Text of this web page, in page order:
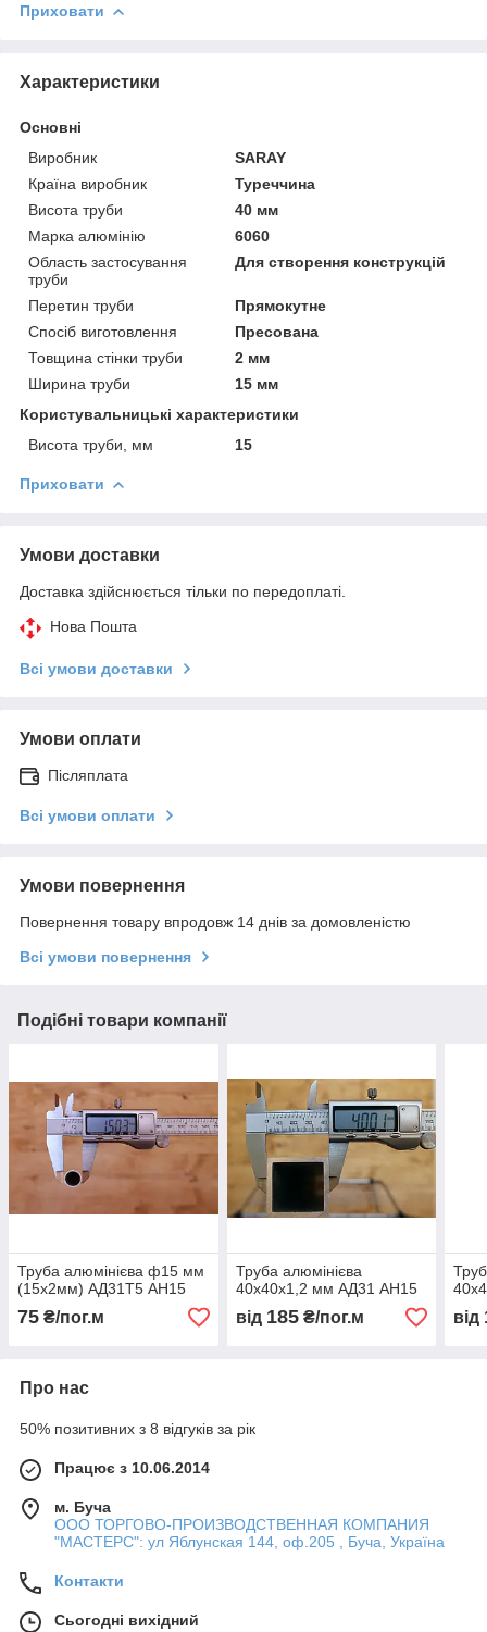
Приховати
Характеристики
Основні
Виробник
SARAY
Країна виробник
Туреччина
Висота труби
40 мм
Марка алюмінію
6060
Область застосування
труби
Для створення конструкцій
Перетин труби
Прямокутне
Спосіб виготовлення
Пресована
Товщина стінки труби
2 мм
Ширина труби
15 мм
Користувальницькі характеристики
Висота труби, мм
15
Приховати
Умови доставки
Доставка здійснюється тільки по передоплаті.
Нова Пошта
Всі умови доставки
Умови оплати
Післяплата
Всі умови оплати
Умови повернення
Повернення товару впродовж 14 днів за домовленістю
Всі умови повернення
Подібні товари компанії
Труба алюмінієва ф15 мм
(15х2мм) АД31Т5 АН15
75 ₴/пог.м
Труба алюмінієва
40х40х1,2 мм АД31 АН15
від 185₴/пог.м від
Про нас
50% позитивних з 8 відгуків за рік
Працює з 10.06.2014
м. Буча
ООО ТОРГОВО-ПРОИЗВОДСТВЕННАЯ КОМПАНИЯ
"МАСТЕРС": ул Яблунская 144, оф.205 , Буча, Україна
Контакти
Сьогодні вихідний